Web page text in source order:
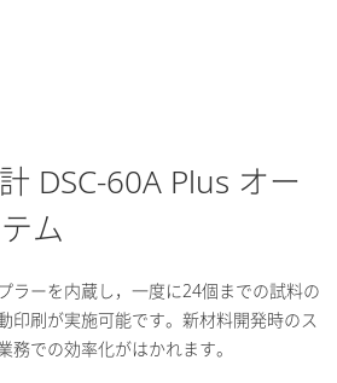
DSC-60A Plus オー
ム
ラーを内蔵し，一度に24個までの試料の
印刷が実施可能です。新材料開発時のス
務での効率化がはかれます。